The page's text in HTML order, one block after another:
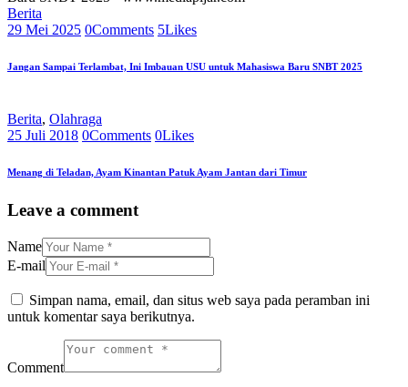
Berita
29 Mei 2025 0Comments 5Likes
Jangan Sampai Terlambat, Ini Imbauan USU untuk Mahasiswa Baru SNBT 2025
Berita, Olahraga
25 Juli 2018 0Comments 0Likes
Menang di Teladan, Ayam Kinantan Patuk Ayam Jantan dari Timur
Leave a comment
Name
E-mail
Simpan nama, email, dan situs web saya pada peramban ini
untuk komentar saya berikutnya.
Comment